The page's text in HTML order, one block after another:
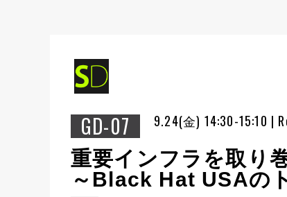
GD-07 9.24(金) 14:30-15:10 |
重要インフラを取り
～Black Hat USAの